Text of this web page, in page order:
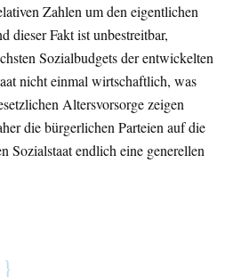
Zahlen um den eigentlichen
dieser Fakt ist unbestreitbar,
Sozialbudgets der entwickelten
nicht einmal wirtschaftlich, was
Altersvorsorge zeigen
die bürgerlichen Parteien auf die
Sozialstaat endlich eine generellen
}